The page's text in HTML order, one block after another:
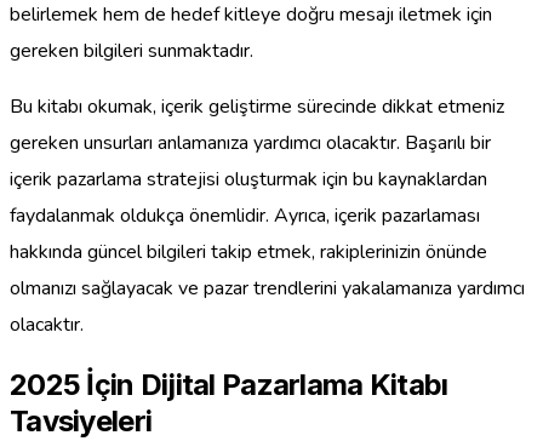
belirlemek hem de hedef kitleye doğru mesajı iletmek için
gereken bilgileri sunmaktadır.
Bu kitabı okumak, içerik geliştirme sürecinde dikkat etmeniz
gereken unsurları anlamanıza yardımcı olacaktır. Başarılı bir
içerik pazarlama stratejisi oluşturmak için bu kaynaklardan
faydalanmak oldukça önemlidir. Ayrıca, içerik pazarlaması
hakkında güncel bilgileri takip etmek, rakiplerinizin önünde
olmanızı sağlayacak ve pazar trendlerini yakalamanıza yardımcı
olacaktır.
2025 İçin Dijital Pazarlama Kitabı
Tavsiyeleri